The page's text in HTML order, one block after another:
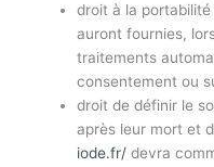
droit à la
auront fournies,
traitements
consentement ou
droit de définir le
après leur mort et
iode.fr/ devra